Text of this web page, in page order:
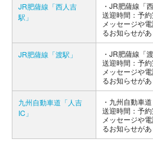
JR肥薩線「西人吉
駅」
JR肥薩線「
送迎時間：予約
メッセージや
るお知らせがあ
JR肥薩線「渡駅」
JR肥薩線「渡
送迎時間：予約
メッセージや
るお知らせがあ
九州自動車道「人吉
IC」
九州自動車道
送迎時間：予約
メッセージや
るお知らせがあ